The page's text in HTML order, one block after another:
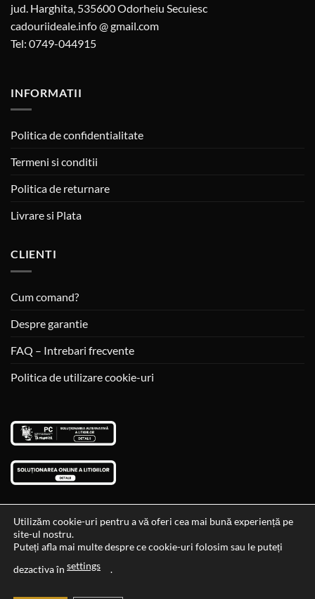
jud. Harghita, 535600 Odorheiu Secuiesc
cadouriideale.info @ gmail.com
Tel: 0749-044915
INFORMATII
Politica de confidentialitate
Termeni si conditii
Politica de returnare
Livrare si Plata
CLIENTI
Cum comand?
Despre garantie
FAQ – Intrebari frecvente
Politica de utilizare cookie-uri
Data si ora ultimei actualizari al stocului si ale preturilor: 29-12-
Utilizăm cookie-uri pentru a vă oferi cea mai bună experiență pe
site-ul nostru.
Puteți afla mai multe despre ce cookie-uri folosim sau le puteți
dezactiva în settings .